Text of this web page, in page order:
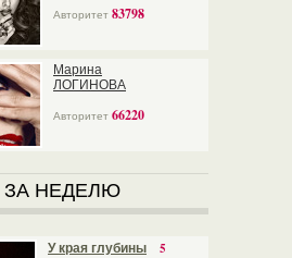
Авторитет 83798
Марина
ЛОГИНОВА
Авторитет 66220
ЗА НЕДЕЛЮ
У края глубины 5